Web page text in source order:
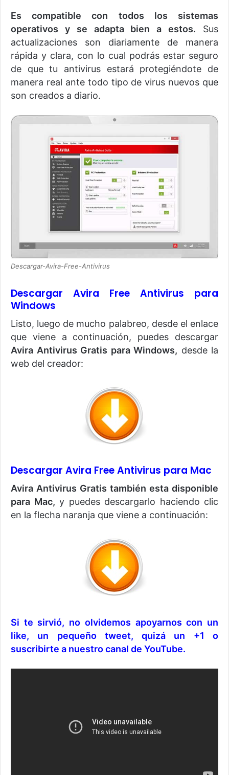
Es compatible con todos los sistemas
operativos y se adapta bien a estos. Sus
actualizaciones son diariamente de manera
rápida y clara, con lo cual podrás estar seguro
de que tu antivirus estará protegiéndote de
manera real ante todo tipo de virus nuevos que
son creados a diario.
Descargar-Avira-Free-Antivirus
Descargar Avira Free Antivirus para
Windows
Listo, luego de mucho palabreo, desde el enlace
que viene a continuación, puedes descargar
Avira Antivirus Gratis para Windows, desde la
web del creador:
Descargar Avira Free Antivirus para Mac
Avira Antivirus Gratis también esta disponible
para Mac, y puedes descargarlo haciendo clic
en la flecha naranja que viene a continuación:
Si te sirvió, no olvidemos apoyarnos con un
like, un pequeño tweet, quizá un +1 o
suscribirte a nuestro canal de YouTube.